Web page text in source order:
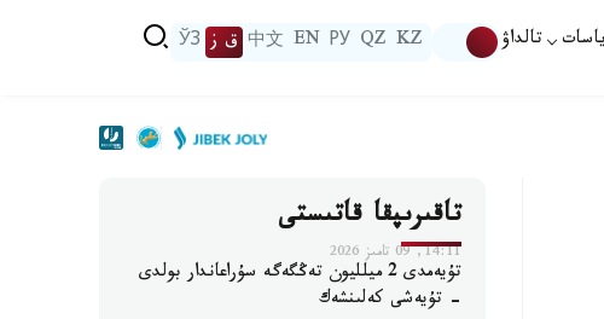
تالداۋ KZ
QZ
РУ
EN
中文 ق ز ЎЗ
تاقىرىپقا قاتىستى
14:11, 09 تامىز 2026
تۇيەمدى 2 ميلليون تەڭگەگە سۇراعاندار بولدى
- تۇيەشى كەلىنشەك